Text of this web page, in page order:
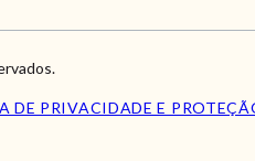
DE PRIVACIDADE E